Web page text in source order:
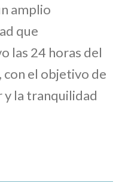
amplio
que
las 24 horas del
con el objetivo de
y la tranquilidad